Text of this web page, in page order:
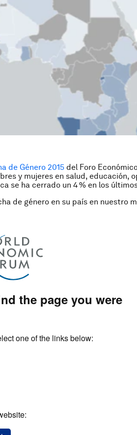
de Género 2015 del Foro
y mujeres en salud, educación,
se ha cerrado un 4 % en los
de género en su país en nuestro